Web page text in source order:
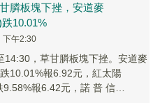
膦板塊下挫，安道麥
10.01%
下午2:30
14:30，草甘膦板塊下挫。安道麥
10.01%報6.92元，紅太陽
9.58%報6.42元，諾 普 信